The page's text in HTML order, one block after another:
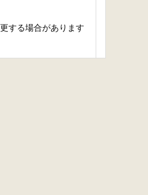
する場合があります
行為